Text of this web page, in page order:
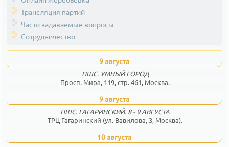
Трансляция партий
Часто задаваемые вопросы
Сотрудничество
9 августа
ПШС. УМНЫЙ ГОРОД
Просп. Мира, 119, стр. 461, Москва.
9 августа
ПШС. ГАГАРИНСКИЙ. 8 - 9 АВГУСТА
ТРЦ Гагаринский (ул. Вавилова, 3, Москва).
10 августа